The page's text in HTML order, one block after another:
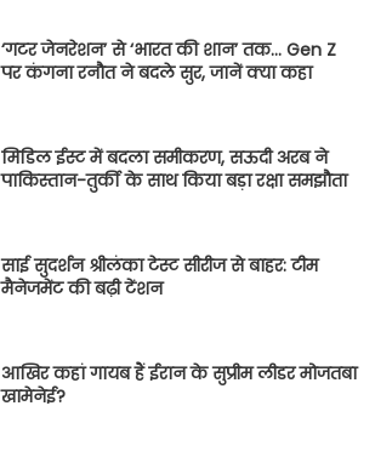
‘गटर जेनरेशन’ से ‘भारत की शान’ तक… Gen Z
पर कंगना रनौत ने बदले सुर, जानें क्या कहा
मिडिल ईस्ट में बदला समीकरण, सऊदी अरब ने
पाकिस्तान-तुर्की के साथ किया बड़ा रक्षा समझौता
साई सुदर्शन श्रीलंका टेस्ट सीरीज से बाहर: टीम
मैनेजमेंट की बढ़ी टेंशन
आखिर कहां गायब हैं ईरान के सुप्रीम लीडर मोजतबा
खामेनेई?